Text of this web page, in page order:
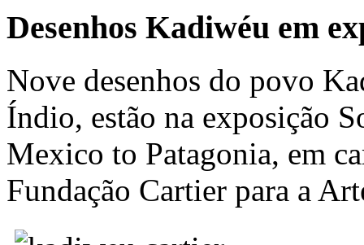
Desenhos Kadiwéu em
Nove desenhos do povo
Índio, estão na exposição
Mexico to Patagonia, em
Fundação Cartier para a